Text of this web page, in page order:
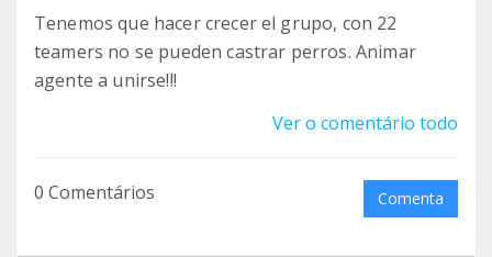
Tenemos que hacer crecer el grupo, con 22
teamers no se pueden castrar perros. Animar
agente a unirse!!!
Ver o comentário todo
0 Comentários Comenta